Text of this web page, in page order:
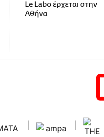
Le Labo έρχεται στην
Αθήνα